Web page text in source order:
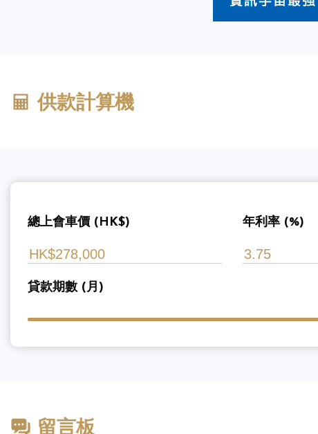
供款計算機
總上會車價 (HK$) 年利率 (%)
貸款期數 (月)
留言板